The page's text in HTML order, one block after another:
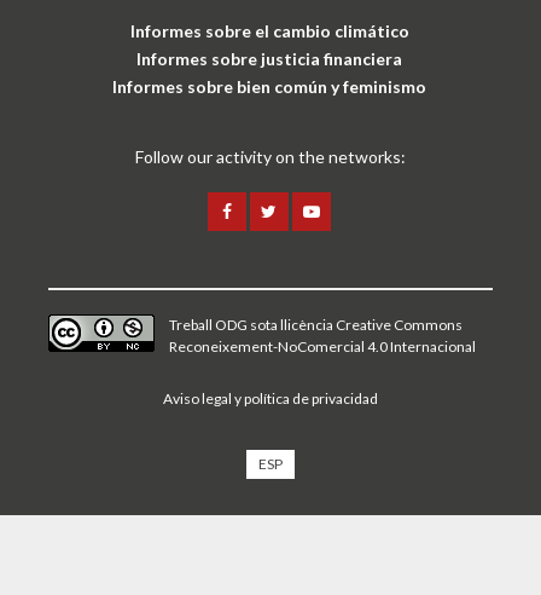
Informes sobre el cambio climático
Informes sobre justicia financiera
Informes sobre bien común y feminismo
Follow our activity on the networks:
Treball ODG sota llicència Creative Commons
Reconeixement-NoComercial 4.0 Internacional
Aviso legal y política de privacidad
ESP